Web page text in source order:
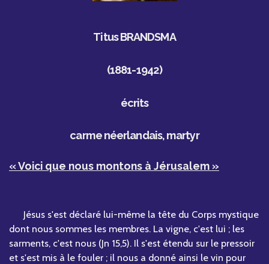
Titus BRANDSMA
(1881-1942)
écrits
carme néerlandais, martyr
« Voici que nous montons à Jérusalem »
Jésus s'est déclaré lui-même la tête du Corps mystique
dont nous sommes les membres. La vigne, c'est lui ; les
sarments, c'est nous (Jn 15,5). Il s'est étendu sur le pressoir
et s'est mis à le fouler ; il nous a donné ainsi le vin pour